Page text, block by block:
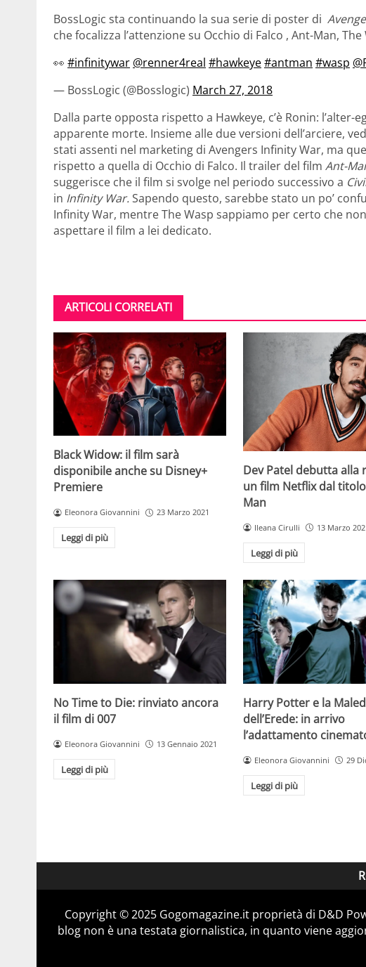
BossLogic sta continuando la sua serie di poster di
che focalizza l’attenzione su Occhio di Falco , Ant-Man,
👀 #infinitywar @renner4real #hawkeye#antman #wasp
— BossLogic (@Bosslogic) March 27, 2018
Dalla parte opposta rispetto a Hawkeye, c’è Ronin:
apparente morte. Insieme alle due versioni dell’arciere,
stati assenti nel marketing di Avengers Infinity War, ma
rispetto a quella di Occhio di Falco. Il trailer del film Ant-
suggerisce che il film si svolge nel periodo successivo a
in Infinity War.Sapendo questo, sarebbe stato un po’
Infinity War, mentre The Wasp sappiamo per certo che
aspettare il film a lei dedicato.
ARTICOLI CORRELATI
Black Widow: il film sarà
disponibile anche su Disney+
Premiere
Eleonora Giovannini 23 Marzo 2021
Leggi di più
Dev Patel debutta alla
un film Netflix dal
Man
Ileana Cirulli 13 Marzo
Leggi di più
No Time to Die: rinviato ancora
il film di 007
Eleonora Giovannini 13 Gennaio 2021
Leggi di più
Harry Potter e la
dell’Erede: in arrivo
l’adattamento
Eleonora Giovannini 29
Leggi di più
Copyright © 2025 Gogomagazine.it proprietà di D&D
blog non è una testata giornalistica, in quanto viene